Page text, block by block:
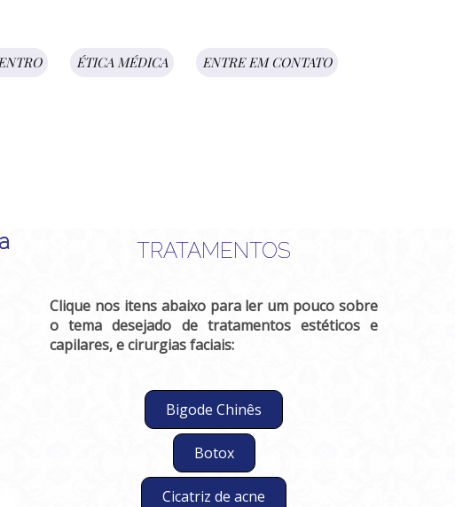
ÉTICA MÉDICA ENTRE EM CONTATO
TRATAMENTOS
Clique nos itens abaixo para ler um pouco sobre
o tema desejado de tratamentos estéticos e
capilares, e cirurgias faciais:
Bigode Chinês
Botox
Cicatriz de acne